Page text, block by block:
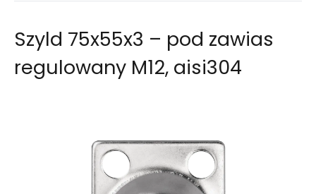
Szyld 75x55x3 – pod zawias
regulowany M12, aisi304